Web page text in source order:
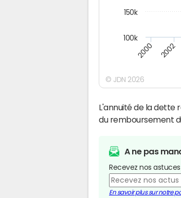
2000 2002
100k
150k
© JDN 2026
L'annuité de la dette
du remboursement
A ne pas
Recevez nos
En savoir plus sur notre